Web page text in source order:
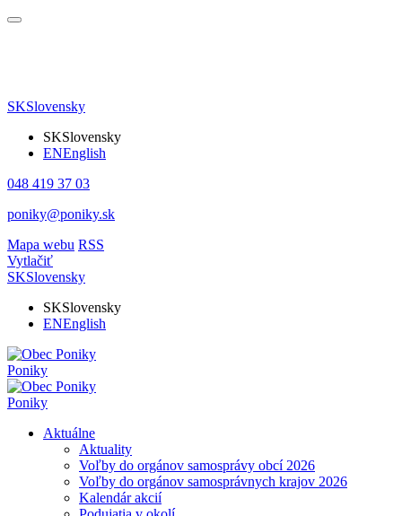
SKSlovensky
SKSlovensky
ENEnglish
048 419 37 03
poniky@poniky.sk
Mapa webu RSS
Vytlačiť
SKSlovensky
SKSlovensky
ENEnglish
Poniky
Poniky
Aktuálne
Aktuality
Voľby do orgánov samosprávy obcí 2026
Voľby do orgánov samosprávnych krajov 2026
Kalendár akcií